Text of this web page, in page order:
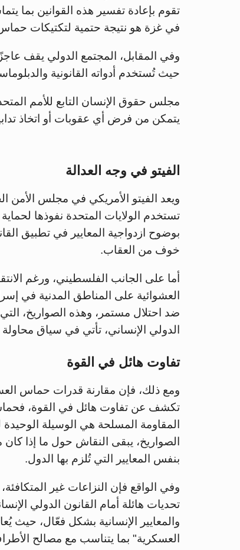
تقوم بإعادة تفسير هذه القوانين بما
في غزة هو نتيجة حتمية لتكتيكات
وفي المقابل، المجتمع الدولي يقف
حيث تُستخدم أدواته القانونية
مجلس حقوق الإنسان التابع للأمم
يتمكن من فرض أي عقوبات أو اتخاذ
الفيتو في وجه العدالة
ويعد الفيتو الأمريكي في مجلس الأمن
تستخدم الولايات المتحدة نفوذها
بوضوح ازدواجية المعايير في تطبيق
خوف من العقاب.
أما على الجانب الفلسطيني، ورغم
العشوائية على المناطق المدنية في
ضد احتلال مستمر، وهذه الصواريخ،
الدولي الإنساني، تأتي في سياق
تفاوت هائل في القوة
ومع ذلك، فإن مقارنة قدرات حماس
تكشف عن تفاوت هائل في القوة،
المقاومة المسلحة هي الوسيلة الوحيدة
الصواريخ، يبقى النقاش حول ما إذا
بنفس المعايير التي تُلزم بها الدول.
وفي الواقع فإن النزاعات غير
تحديات هائلة أمام القانون الدولي
والمعايير الإنسانية بشكل فعّال، حيث
العسكرية" بما يتناسب مع مصالح